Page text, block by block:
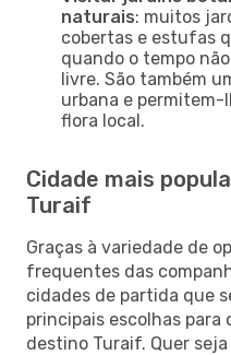
naturais: muitos
cobertas e estufas
quando o tempo
livre. São também
urbana e permitem-
flora local.
Cidade mais
Turaif
Graças à variedade de
frequentes das
cidades de partida que
principais escolhas
destino Turaif. Quer